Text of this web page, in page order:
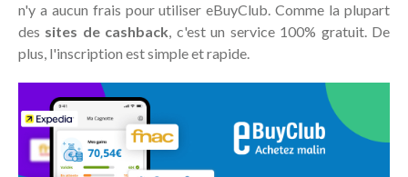
n'y a aucun frais pour utiliser eBuyClub. Comme la plupart
des sites de cashback, c'est un service 100% gratuit. De
plus, l'inscription est simple et rapide.